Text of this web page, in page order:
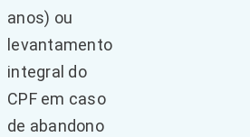
anos) ou
levantamento
integral do
CPF em caso
de abandono